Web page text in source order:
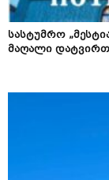
სასტუმრო
მაღალი